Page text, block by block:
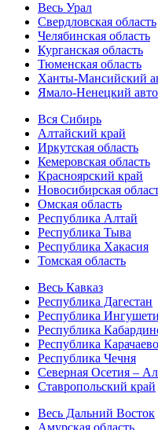
Весь Урал
Свердловская область
Челябинская область
Курганская область
Тюменская область
Ханты-Мансийский
Ямало-Ненецкий
Вся Сибирь
Алтайский край
Иркутская область
Кемеровская область
Красноярский край
Новосибирская
Омская область
Республика Алтай
Республика Тыва
Республика Хакасия
Томская область
Весь Кавказ
Республика Дагестан
Республика
Республика
Республика
Республика Чечня
Северная Осетия –
Ставропольский край
Весь Дальний Восток
Амурская область